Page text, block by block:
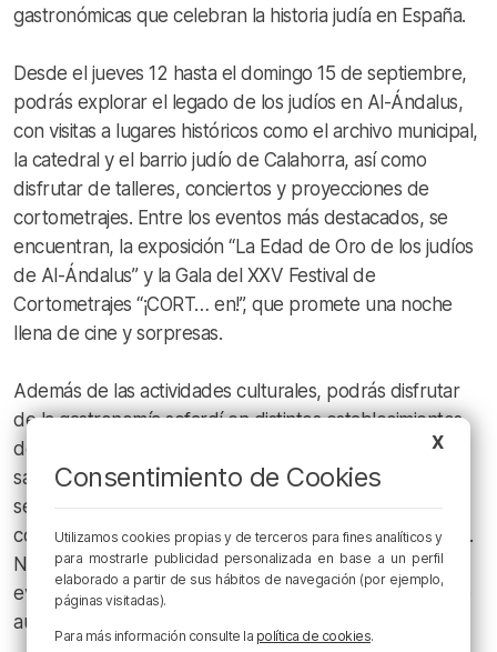
gastronómicas que celebran la historia judía en España.
Desde el jueves 12 hasta el domingo 15 de septiembre,
podrás explorar el legado de los judíos en Al-Ándalus,
con visitas a lugares históricos como el archivo municipal,
la catedral y el barrio judío de Calahorra, así como
disfrutar de talleres, conciertos y proyecciones de
cortometrajes. Entre los eventos más destacados, se
encuentran, la exposición “La Edad de Oro de los judíos
de Al-Ándalus” y la Gala del XXV Festival de
Cortometrajes “¡CORT… en!”, que promete una noche
llena de cine y sorpresas.
Además de las actividades culturales, podrás disfrutar
de la gastronomía sefardí en distintos establecimientos
de la ciudad, con menús especiales que fusionan
sabores tradicionales como el cordero y las albóndigas
sefardíes. Te invitamos a vivir una experiencia única que
combina la historia, la cultura y el placer de los sentidos.
No te pierdas la oportunidad de participar en este
evento único y descubrir el vibrante legado sefardí que
aún resuena en la vida cotidiana de Calahorra.
X
Consentimiento de Cookies
Utilizamos cookies propias y de terceros para fines analíticos y
para mostrarle publicidad personalizada en base a un perfil
elaborado a partir de sus hábitos de navegación (por ejemplo,
páginas visitadas).
Para más información consulte la política de cookies.